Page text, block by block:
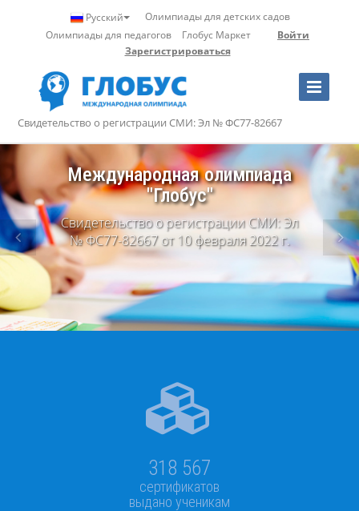
Русский
Олимпиады для детских садов
Олимпиады для педагогов
Глобус Маркет
Войти
Зарегистрироваться
Toggle
Navigation
Свидетельство о регистрации СМИ: Эл № ФС77-82667
Профессиональные
олимпиады
для учителей и воспитателей
318 567
сертификатов
выдано ученикам